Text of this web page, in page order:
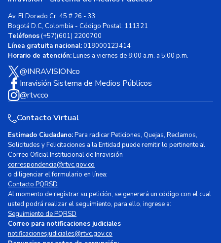
Av. El Dorado Cr. 45 # 26 - 33
Bogotá D.C, Colombia - Código Postal: 111321
Teléfonos(+57)(601) 2200700
Línea gratuita nacional:018000123414
Horario de atención:Lunes a viernes de 8:00 a.m. a 5:00 p.m.
@INRAVISIONco
Inravisión Sistema de Medios Públicos
@rtvcco
Contacto Virtual
Estimado Ciudadano:Para radicar Peticiones, Quejas, Reclamos,
Solicitudes y Felicitaciones a la Entidad puede remitir lo pertinente al
Correo Oficial Institucional de Inravisión
correspondencia@rtvc.gov.co
o diligenciar el formulario en línea:
Contacto PQRSD
Al momento de registrar su petición, se generará un código con el cual
usted podrá realizar el seguimiento, para ello, ingrese a:
Seguimiento de PQRSD
Correo para notificaciones judiciales
notificacionesjudiciales@rtvc.gov.co